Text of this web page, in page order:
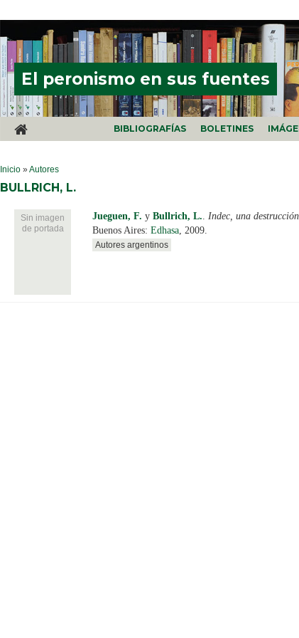
El peronismo en sus fuentes
BIBLIOGRAFÍAS BOLETINES
SE ENCUENTRA USTED AQUÍ
Inicio »Autores
BULLRICH, L.
Sin imagen
de portada
Jueguen, F. y Bullrich, L.. Indec, una
Buenos Aires: Edhasa, 2009.
Autores argentinos